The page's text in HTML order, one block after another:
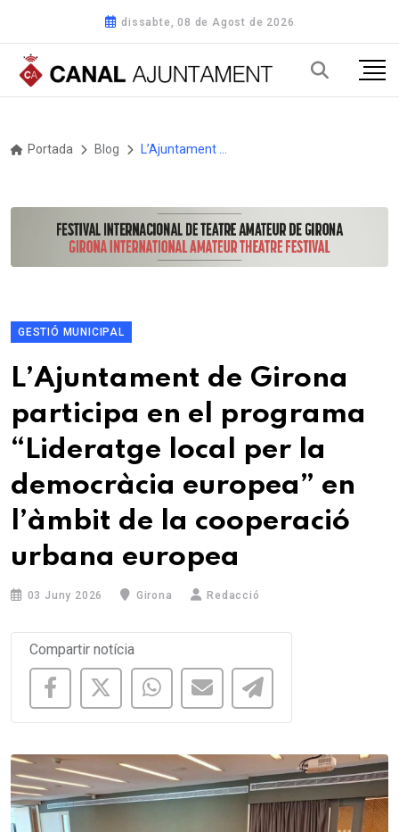
dissabte, 08 de Agost de 2026
Portada Blog
GESTIÓ MUNICIPAL
L’Ajuntament de Girona
participa en el programa
“Lideratge local per la
democràcia europea” en
l’àmbit de la cooperació
urbana europea
03 Juny 2026 Girona Redacció
Compartir notícia